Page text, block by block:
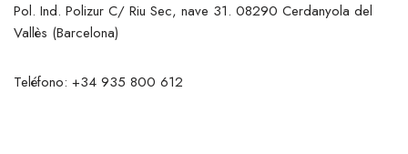
Pol. Ind. Polizur C/ Riu Sec, nave 31. 08290 Cerdanyola del
Vallès (Barcelona)
Teléfono: +34 935 800 612